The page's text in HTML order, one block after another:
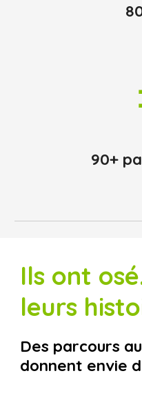
90+
Ils ont
leurs
Des parcours
donnent envie